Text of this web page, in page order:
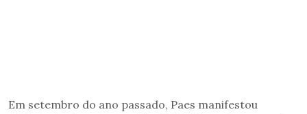
Em setembro do ano passado, Paes manifestou